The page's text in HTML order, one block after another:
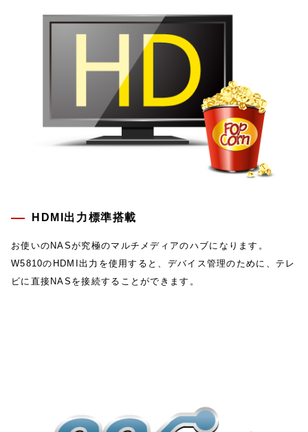
HDMI出力標準搭載
お使いのNASが究極のマルチメディアのハブになります。
W5810のHDMI出力を使用すると、デバイス管理のために、テレ
ビに直接NASを接続することができます。